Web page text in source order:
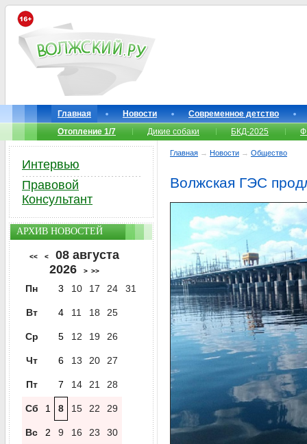
Главная Новости
Современное детство
Отопление 1/7
Дикие собаки БКД-2025
Главная → Новости → Общество
Волжская ГЭС
Интервью
Правовой
Консультант
АРХИВ НОВОСТЕЙ
<< <
08 августа
2026
> >>
Пн 3 10 17 24 31
Вт 4 11 18 25
Ср 5 12 19 26
Чт 6 13 20 27
Пт 7 14 21 28
Сб 1 8 15 22 29
Вс 2 9 16 23 30